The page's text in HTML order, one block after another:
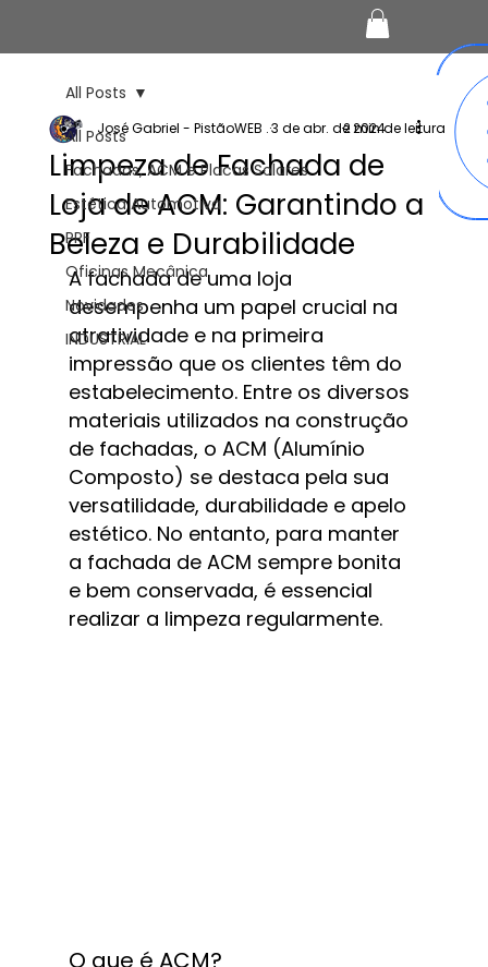
All Posts
Fachadas, ACM e Placas Solares
Estética Automotiva
PPF
Oficinas Mecânica
Novidades
INDUSTRIAL
All Posts
Limpeza de Fachada de
Loja de ACM: Garantindo a
Beleza e Durabilidade
José Gabriel - PistãoWEB .3 de abr. de 20242 min de leitura
A fachada de uma loja
desempenha um papel crucial na
atratividade e na primeira
impressão que os clientes têm do
estabelecimento. Entre os diversos
materiais utilizados na construção
de fachadas, o ACM (Alumínio
Composto) se destaca pela sua
versatilidade, durabilidade e apelo
estético. No entanto, para manter
a fachada de ACM sempre bonita
e bem conservada, é essencial
realizar a limpeza regularmente.
O que é ACM?